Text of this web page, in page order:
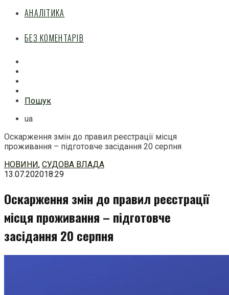
АНАЛІТИКА
БЕЗ КОМЕНТАРІВ
Пошук
ua
Оскарження змін до правил реєстрації місця
проживання – підготовче засідання 20 серпня
Перейти
до
НОВИНИ, СУДОВА ВЛАДА
13.07.202018:29
Оскарження змін до правил реєстрації
місця проживання – підготовче
засідання 20 серпня